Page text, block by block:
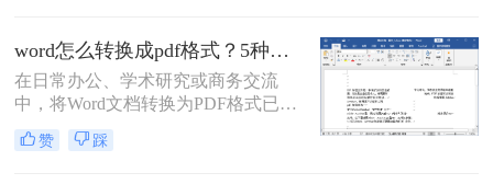
以及安全性，成为文件分发和归档的
首选格式。无论是提交简历、发布报
告还是共享论文，一个高质量的PDF
文件能确保在任何设备上呈现的效果
都与您的初衷一致。尽管Word转PDF
看似简单，但其中却隐藏着许多影响
word怎么转换成pdf格式？5种高效方法详解与场景应用！
在日常办公、学术研究或商务交流
中，将Word文档转换为PDF格式已成
为一项不可或缺的技能。
PDF（Portable Document Format）以
赞 踩